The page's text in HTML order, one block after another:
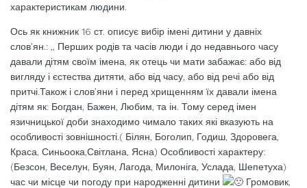
характеристикам людини.
Ось як книжник 16 ст. описує вибір імені дитини у давніх
слов’ян.: ,, Перших родів та часів люди і до недавнього часу
давали дітям своїм імена, як отець чи мати забажає: або від
вигляду і єстества дитяти, або від часу, або від речі або від
притчі.Також і слов’яни і перед хрищенням їх давали імена
дітям як: Богдан, Бажен, Любим, та ін. Тому серед імен
язичницької доби знаходимо чимало таких які вказують на
особливості зовнішності.( Білян, Боголип, Годиш, Здоровега,
Краса, Синьоока,Світлана, Ясна) Особливості характеру:
(Безсон, Веселун, Буян, Лагода, Милоніга, Услада, Шепетуха)
час чи місце чи погоду при народженні дитини
Громовик,